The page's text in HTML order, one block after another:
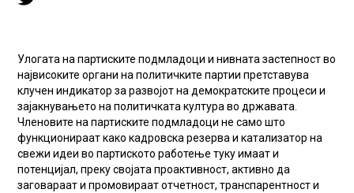
Улогата на партиските подмладоци и нивната застепност во
највисоките органи на политичките партии претставува
клучен индикатор за развојот на демократските процеси и
зајакнувањето на политичката култура во државата.
Членовите на партиските подмладоци не само што
функционираат како кадровска резерва и катализатор на
свежи идеи во партиското работење туку имаат и
потенцијал, преку својата проактивност, активно да
заговараат и промовираат отчетност, транспарентност и